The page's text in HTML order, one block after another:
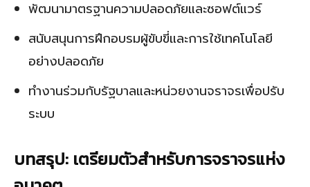
พัฒนามาตรฐานความปลอดภัยและซอฟต์แวร์
สนับสนุนการฝึกอบรมผู้ขับขี่และการใช้เทคโนโลยี
อย่างปลอดภัย
ทำงานร่วมกับรัฐบาลและหน่วยงานจราจรเพื่อปรับ
ระบบ
บทสรุป: เตรียมตัวสำหรับการจราจรแห่ง